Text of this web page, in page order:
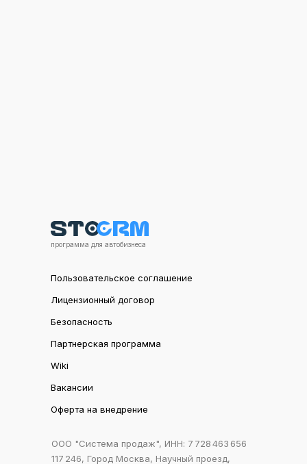
Пользовательское соглашение
Лицензионный договор
Безопасность
Партнерская программа
Вакансии
Wiki
ООО "Система продаж", ИНН: 7 728 463 656
117 246, Город Москва, Научный проезд,
программа для автобизнеса
Оферта на внедрение